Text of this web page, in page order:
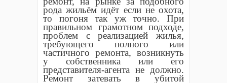
рода жильём идёт если не охота,
то погоня так уж точно. При
правильном грамотном подходе,
проблем с реализацией жилья,
требующего полного или
частичного ремонта, возникнуть
у собственника или его
представителя-агента не должно.
Ремонт затевать в убитой